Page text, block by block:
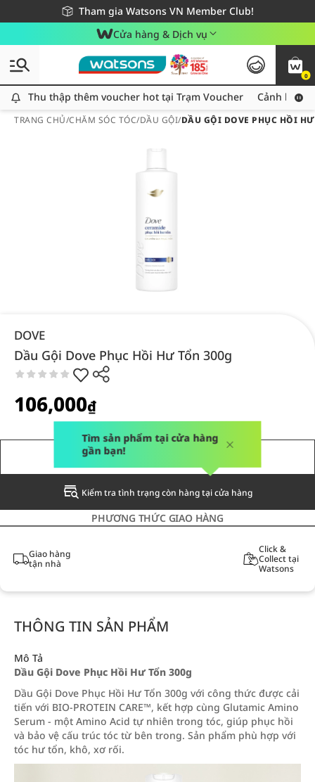
Tham gia Watsons VN Member Club!
Miễn phí giao hàng cho đơn hàng từ 249,000Đ
Giao hàng nhanh 24h - Áp dụng khu vực TP. Hồ Chí Minh
Cửa hàng & Dịch vụ
0
Thu thập thêm voucher hot tại Trạm Voucher
Thu thập thêm voucher hot tại Trạm Voucher Cảnh báo
TRANG CHỦ/CHĂM SÓC TÓC/DẦU GỘI/DẦU GỘI DOVE PHỤC HỒI
DOVE
Dầu Gội Dove Phục Hồi Hư Tổn 300g
106,000₫
THÔNG BÁO CHO TÔI
Kiểm tra tình trạng còn hàng tại cửa hàng
Tìm sản phẩm tại cửa hàng
gần bạn!
PHƯƠNG THỨC GIAO HÀNG
Giao hàng
tận nhà
Click &
Collect tại
Watsons
THÔNG TIN SẢN PHẨM
Mô Tả
Dầu Gội Dove Phục Hồi Hư Tổn 300g
Dầu Gội Dove Phục Hồi Hư Tổn 300g với công thức được cải
tiến với BIO-PROTEIN CARE™, kết hợp cùng Glutamic Amino
Serum - một Amino Acid tự nhiên trong tóc, giúp phục hồi
và bảo vệ cấu trúc tóc từ bên trong. Sản phẩm phù hợp với
tóc hư tổn, khô, xơ rối.